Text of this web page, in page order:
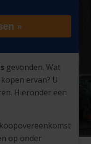
»
gevonden. Wat
ervan? U
Hieronder een
op onder